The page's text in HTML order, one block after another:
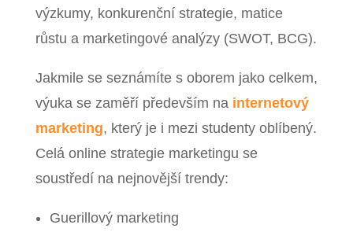
výzkumy, konkurenční strategie, matice
růstu a marketingové analýzy (SWOT, BCG).
Jakmile se seznámíte s oborem jako celkem,
výuka se zaměří především na internetový
marketing, který je i mezi studenty oblíbený.
Celá online strategie marketingu se
soustředí na nejnovější trendy:
Guerillový marketing